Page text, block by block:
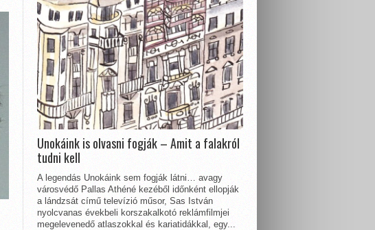
Unokáink is olvasni fogják – Amit a falakról
tudni kell
A legendás Unokáink sem fogják látni… avagy
városvédő Pallas Athéné kezéből időnként ellopják
a lándzsát című televízió műsor, Sas István
nyolcvanas évekbeli korszakalkotó reklámfilmjei
megelevenedő atlaszokkal és kariatidákkal, egy...